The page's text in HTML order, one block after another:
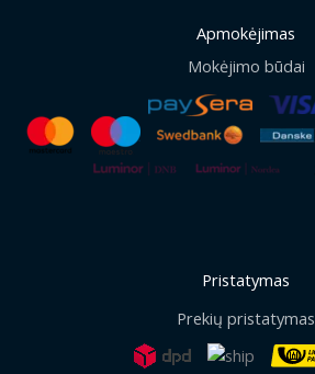
Apmokėjimas
Mokėjimo būdai
Pristatymas
Prekių pristatymas